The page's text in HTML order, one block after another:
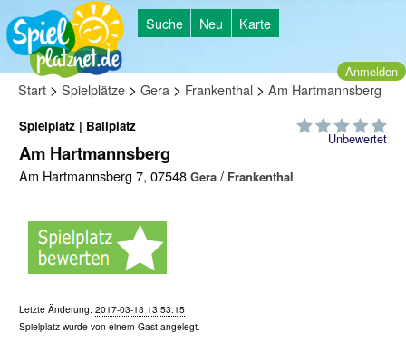
Suche Neu Karte
Anmelden
Start > Spielplätze > Gera > Frankenthal > Am Hartmannsberg
Unbewertet
Spielplatz | Ballplatz
Am Hartmannsberg
Am Hartmannsberg 7, 07548 Gera / Frankenthal
Letzte Änderung: 2017-03-13 13:53:15
Spielplatz wurde von einem Gast angelegt.